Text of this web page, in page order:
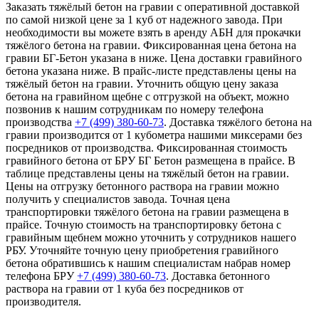
Заказать тяжёлый бетон на гравии с оперативной доставкой
по самой низкой цене за 1 куб от надежного завода. При
необходимости вы можете взять в аренду АБН для прокачки
тяжёлого бетона на гравии. Фиксированная цена бетона на
гравии БГ-Бетон указана в ниже. Цена доставки гравийного
бетона указана ниже. В прайс-листе представлены цены на
тяжёлый бетон на гравии. Уточнить общую цену заказа
бетона на гравийном щебне с отгрузкой на объект, можно
позвонив к нашим сотрудникам по номеру телефона
производства +7 (499) 380-60-73. Доставка тяжёлого бетона на
гравии производится от 1 кубометра нашими миксерами без
посредников от производства. Фиксированная стоимость
гравийного бетона от БРУ БГ Бетон размещена в прайсе. В
таблице представлены цены на тяжёлый бетон на гравии.
Цены на отгрузку бетонного раствора на гравии можно
получить у специалистов завода. Точная цена
транспортировки тяжёлого бетона на гравии размещена в
прайсе. Точную стоимость на транспортировку бетона с
гравийным щебнем можно уточнить у сотрудников нашего
РБУ. Уточняйте точную цену приобретения гравийного
бетона обратившись к нашим специалистам набрав номер
телефона БРУ+7 (499) 380-60-73. Доставка бетонного
раствора на гравии от 1 куба без посредников от
производителя.